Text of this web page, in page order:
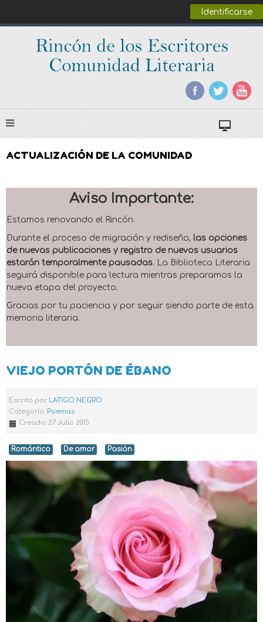
Identificarse
ACTUALIZACIÓN DE LA COMUNIDAD
Aviso Importante:
Estamos renovando el Rincón.
Durante el proceso de migración y rediseño, las opciones
de nuevas publicaciones y registro de nuevos usuarios
estarán temporalmente pausadas. La Biblioteca Literaria
seguirá disponible para lectura mientras preparamos la
nueva etapa del proyecto.
Gracias por tu paciencia y por seguir siendo parte de esta
memoria literaria.
VIEJO PORTÓN DE ÉBANO
Escrito por LATIGO NEGRO
Categoría: Poemas
Creado: 27 Julio 2015
Romántico De amor Pasión